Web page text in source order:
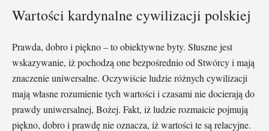
Wartości kardynalne cywilizacji polskiej
Prawda, dobro i piękno – to obiektywne byty. Słuszne jest
wskazywanie, iż pochodzą one bezpośrednio od Stwórcy i mają
znaczenie uniwersalne. Oczywiście ludzie różnych cywilizacji
mają własne rozumienie tych wartości i czasami nie docierają do
prawdy uniwersalnej, Bożej. Fakt, iż ludzie rozmaicie pojmują
piękno, dobro i prawdę nie oznacza, iż wartości te są relacyjne.